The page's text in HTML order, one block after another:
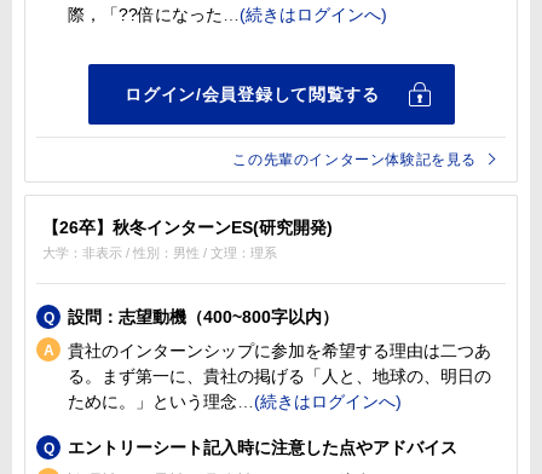
際，「??倍になった
この先輩のインターン体験記を見る
【26卒】秋冬インターンES(研究開発)
大学：非表示 / 性別：男性 / 文理：理系
設問：志望動機（400~800字以内）
貴社のインターンシップに参加を希望する理由は二つあ
る。まず第一に、貴社の掲げる「人と、地球の、明日の
ために。」という理念
エントリーシート記入時に注意した点やアドバイス